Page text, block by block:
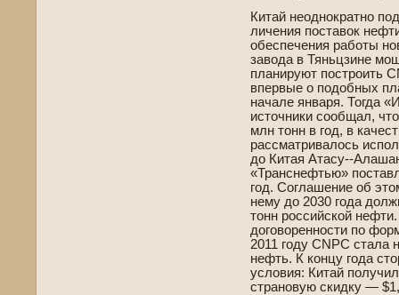
Китай неоднократно
личения поставок
обеспечения работы
завода в Тяньцзине
планируют построить
впервые о подобных
начале января. Тогда
источники сообщал,
млн тонн в год, в
рассматривалось
до Китая Атасу--
«Транснефтью»
год. Соглашение об
нему до 2030 года
тонн российской
договоренности по
2011 году CNPC стала
нефть. К концу года
условия: Китай
страновую скидку —